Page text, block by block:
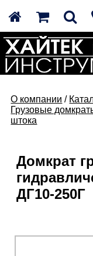
О компании /
Грузовые
штока
Домкрат
ДГ10-250Г